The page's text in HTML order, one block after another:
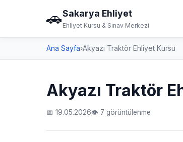
🚗Sakarya Ehliyet
Ehliyet Kursu & Sınav Merkezi
Ana Sayfa›Akyazı Traktör Ehliyet Kursu
Akyazı Traktör
📅 19.05.2026👁 7 görüntülenme